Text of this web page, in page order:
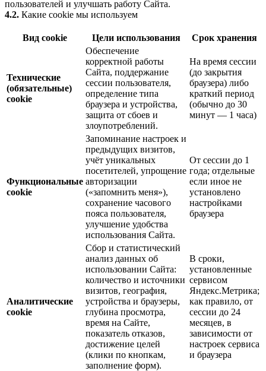
пользователей и улучшать работу Сайта.
4.2. Какие cookie мы используем
Вид cookie Цели использования Срок хранения
Технические
(обязательные)
cookie
Обеспечение
корректной работы
Сайта, поддержание
сессии пользователя,
определение типа
браузера и устройства,
защита от сбоев и
злоупотреблений.
На время сессии
(до закрытия
браузера) либо
краткий период
(обычно до 30
минут — 1 часа)
Функциональные
cookie
Запоминание настроек и
предыдущих визитов,
учёт уникальных
посетителей, упрощение
авторизации
(«запомнить меня»),
сохранение часового
пояса пользователя,
улучшение удобства
использования Сайта.
От сессии до 1
года; отдельные
если иное не
установлено
настройками
браузера
Аналитические
cookie
Сбор и статистический
анализ данных об
использовании Сайта:
количество и источники
визитов, география,
устройства и браузеры,
глубина просмотра,
время на Сайте,
показатель отказов,
достижение целей
(клики по кнопкам,
заполнение форм).
В сроки,
установленные
сервисом
Яндекс.Метрика;
как правило, от
сессии до 24
месяцев, в
зависимости от
настроек сервиса
и браузера